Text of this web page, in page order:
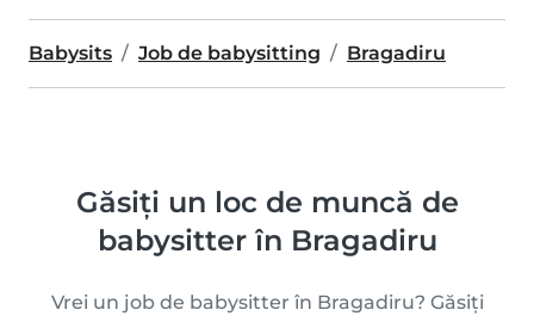
Babysits Job de babysitting Bragadiru
Găsiți un loc de muncă de
babysitter în Bragadiru
Vrei un job de babysitter în Bragadiru? Găsiți